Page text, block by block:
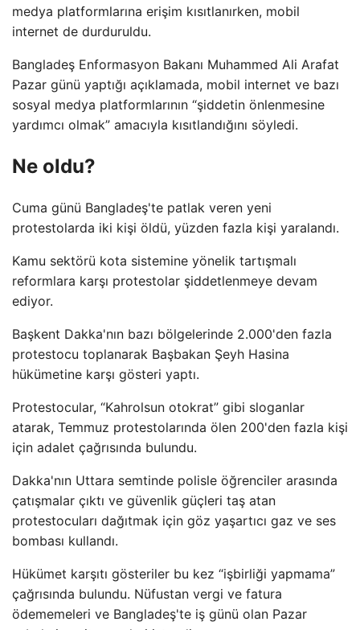
medya platformlarına erişim kısıtlanırken, mobil
internet de durduruldu.
Bangladeş Enformasyon Bakanı Muhammed Ali Arafat
Pazar günü yaptığı açıklamada, mobil internet ve bazı
sosyal medya platformlarının “şiddetin önlenmesine
yardımcı olmak” amacıyla kısıtlandığını söyledi.
Ne oldu?
Cuma günü Bangladeş'te patlak veren yeni
protestolarda iki kişi öldü, yüzden fazla kişi yaralandı.
Kamu sektörü kota sistemine yönelik tartışmalı
reformlara karşı protestolar şiddetlenmeye devam
ediyor.
Başkent Dakka'nın bazı bölgelerinde 2.000'den fazla
protestocu toplanarak Başbakan Şeyh Hasina
hükümetine karşı gösteri yaptı.
Protestocular, “Kahrolsun otokrat” gibi sloganlar
atarak, Temmuz protestolarında ölen 200'den fazla kişi
için adalet çağrısında bulundu.
Dakka'nın Uttara semtinde polisle öğrenciler arasında
çatışmalar çıktı ve güvenlik güçleri taş atan
protestocuları dağıtmak için göz yaşartıcı gaz ve ses
bombası kullandı.
Hükümet karşıtı gösteriler bu kez “işbirliği yapmama”
çağrısında bulundu. Nüfustan vergi ve fatura
ödememeleri ve Bangladeş'te iş günü olan Pazar